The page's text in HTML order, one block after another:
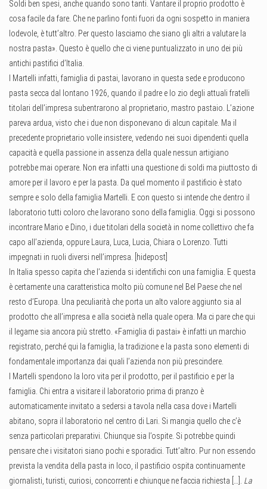
Soldi ben spesi, anche quando sono tanti. Vantare il proprio prodotto è
cosa facile da fare. Che ne parlino fonti fuori da ogni sospetto in maniera
lodevole, è tutt’altro. Per questo lasciamo che siano gli altri a valutare la
nostra pasta». Questo è quello che ci viene puntualizzato in uno dei più
antichi pastifici d’Italia.
I Martelli infatti, famiglia di pastai, lavorano in questa sede e producono
pasta secca dal lontano 1926, quando il padre e lo zio degli attuali fratelli
titolari dell’impresa subentrarono al proprietario, mastro pastaio. L’azione
pareva ardua, visto che i due non disponevano di alcun capitale. Ma il
precedente proprietario volle insistere, vedendo nei suoi dipendenti quella
capacità e quella passione in assenza della quale nessun artigiano
potrebbe mai operare. Non era infatti una questione di soldi ma piuttosto di
amore per il lavoro e per la pasta. Da quel momento il pastificio è stato
sempre e solo della famiglia Martelli. E con questo si intende che dentro il
laboratorio tutti coloro che lavorano sono della famiglia. Oggi si possono
incontrare Mario e Dino, i due titolari della società in nome collettivo che fa
capo all’azienda, oppure Laura, Luca, Lucia, Chiara o Lorenzo. Tutti
impegnati in ruoli diversi nell’impresa. [hidepost]
In Italia spesso capita che l’azienda si identifichi con una famiglia. E questa
è certamente una caratteristica molto più comune nel Bel Paese che nel
resto d’Europa. Una peculiarità che porta un alto valore aggiunto sia al
prodotto che all’impresa e alla società nella quale opera. Ma ci pare che qui
il legame sia ancora più stretto. «Famiglia di pastai» è infatti un marchio
registrato, perché qui la famiglia, la tradizione e la pasta sono elementi di
fondamentale importanza dai quali l’azienda non più prescindere.
I Martelli spendono la loro vita per il prodotto, per il pastificio e per la
famiglia. Chi entra a visitare il laboratorio prima di pranzo è
automaticamente invitato a sedersi a tavola nella casa dove i Martelli
abitano, sopra il laboratorio nel centro di Lari. Si mangia quello che c’è
senza particolari preparativi. Chiunque sia l’ospite. Si potrebbe quindi
pensare che i visitatori siano pochi e sporadici. Tutt’altro. Pur non essendo
prevista la vendita della pasta in loco, il pastificio ospita continuamente
giornalisti, turisti, curiosi, concorrenti e chiunque ne faccia richiesta
La